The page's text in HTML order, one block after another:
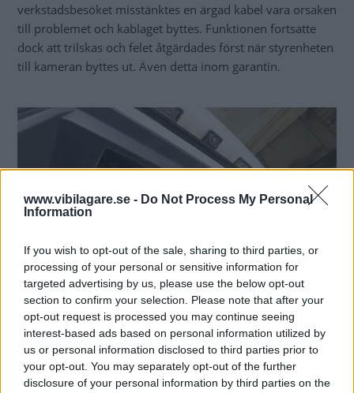
www.vibilagare.se - Do Not Process My Personal
Information
If you wish to opt-out of the sale, sharing to third parties, or
processing of your personal or sensitive information for
targeted advertising by us, please use the below opt-out
section to confirm your selection. Please note that after your
opt-out request is processed you may continue seeing
interest-based ads based on personal information utilized by
us or personal information disclosed to third parties prior to
your opt-out. You may separately opt-out of the further
disclosure of your personal information by third parties on the
verkstadsbesöket misstänktes en ärgad kabel vara orsaken
till problemet och kablaget byttes. Funktionen fortsatte
dock att trilskas och felet åtgärdades först när styrenheten
till kameran byttes ut. Även detta inom garantin.
Krockbalken rostar när snö samlas i hålet under registreringsskylten. En
täckkåpa hade behövts.